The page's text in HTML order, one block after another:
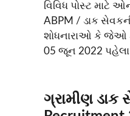
વિવિધ પોસ્ટ માટે
ABPM / ડાક
શોધનારાઓ કે જેઓ
05 જૂન 2022
ગ્રામીણ ડાક